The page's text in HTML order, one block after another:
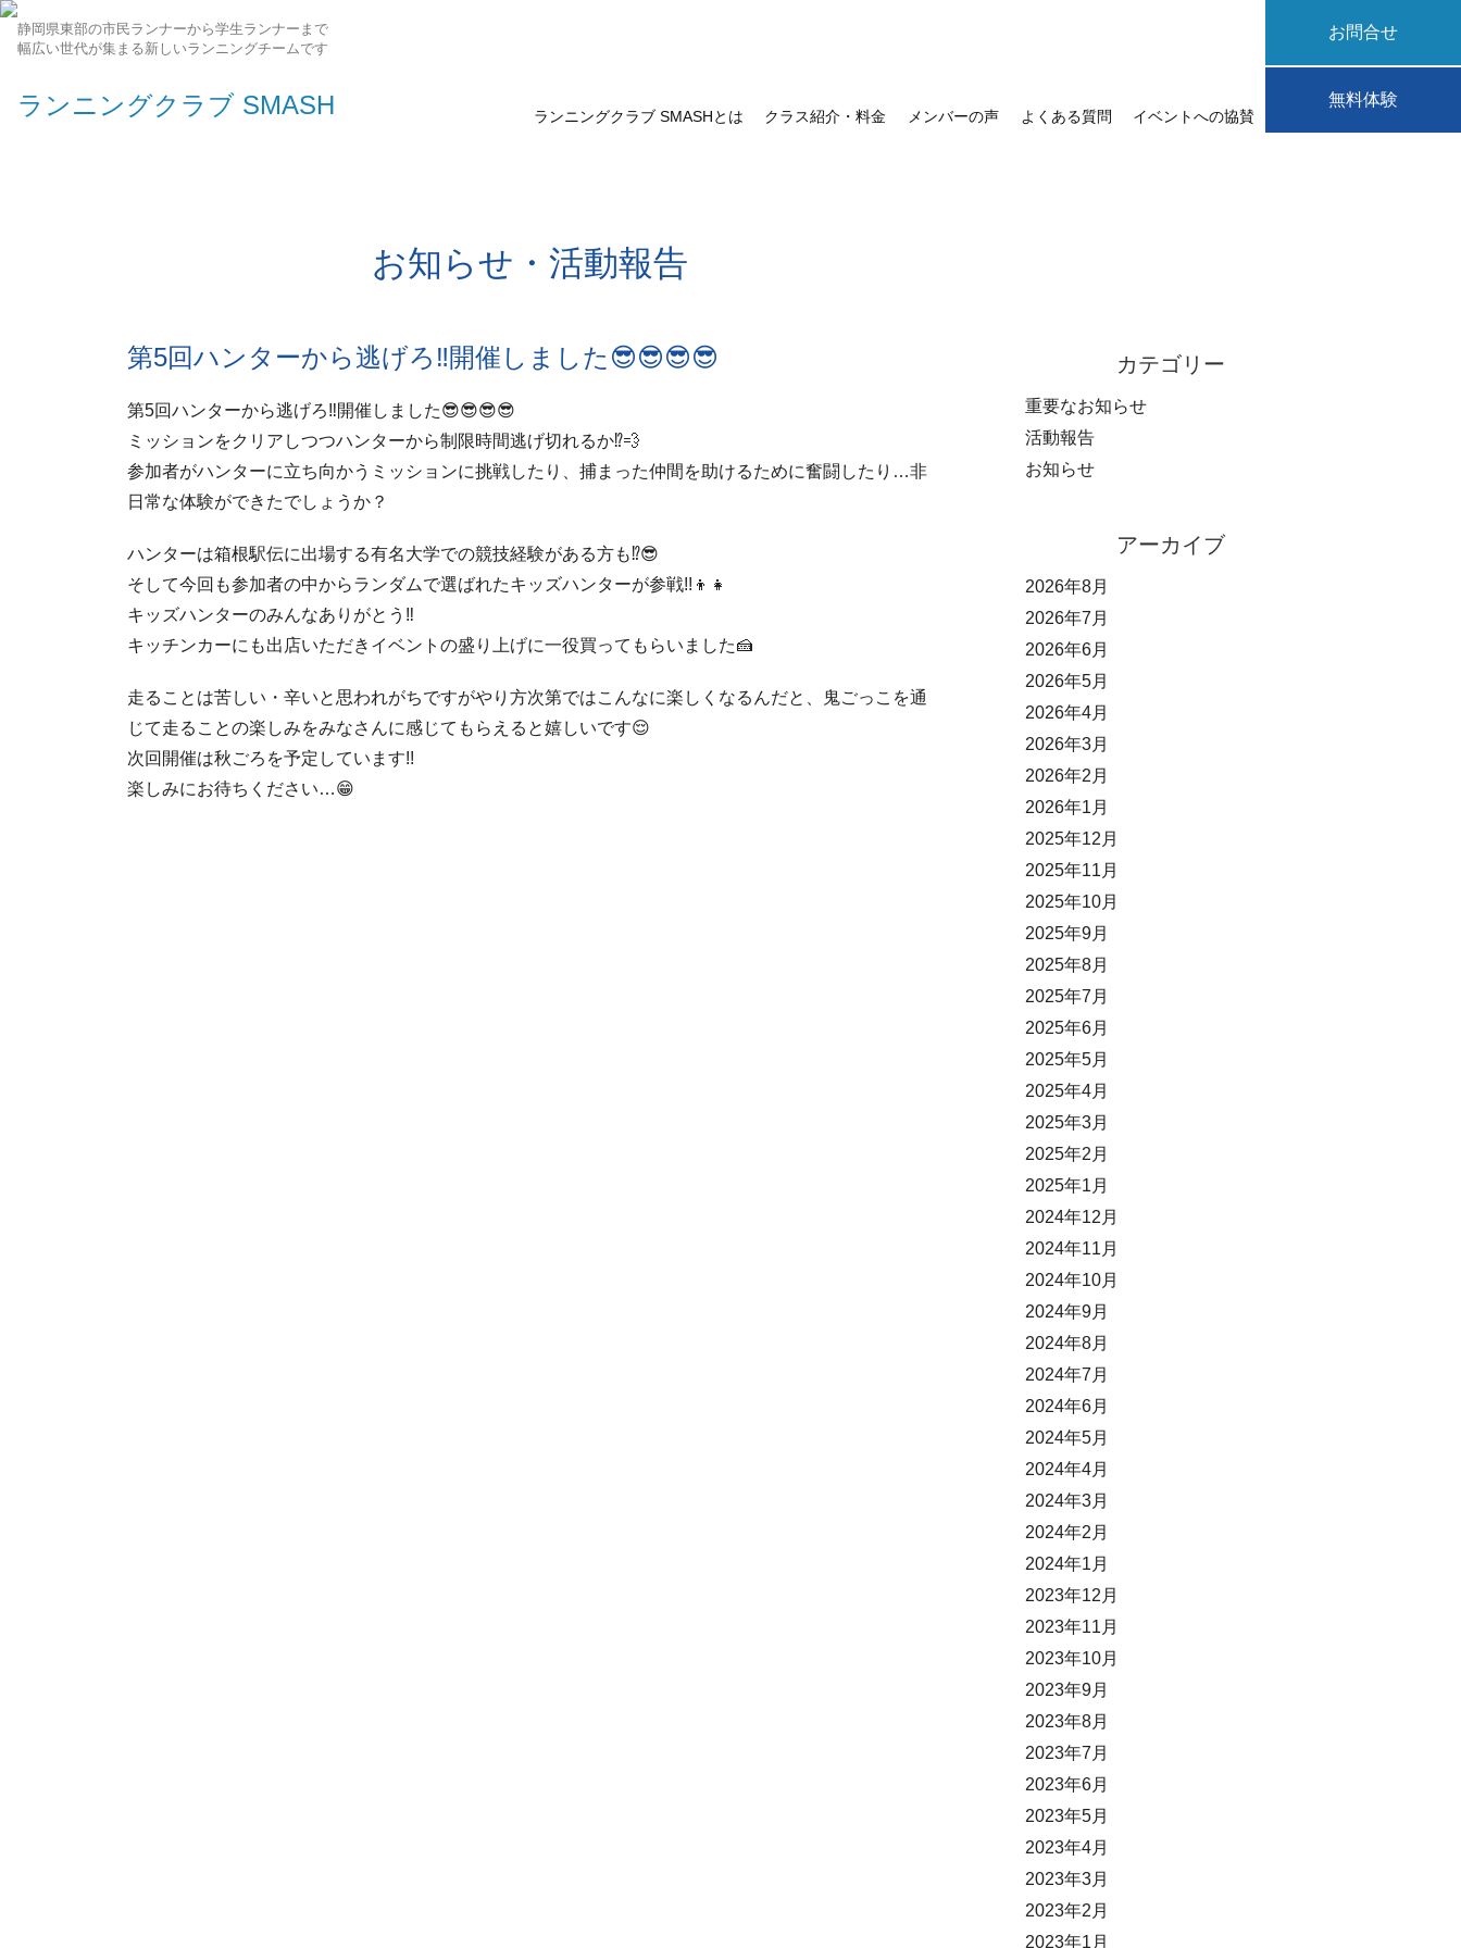
ランニングクラブ SMASHとは クラス紹介・料金 メンバーの声 よくある質問 イベントへの協賛
ランニングクラブ SMASH
静岡県東部の市民ランナーから学生ランナーまで
幅広い世代が集まる新しいランニングチームです
お問合せ
無料体験
お知らせ・活動報告
第5回ハンターから逃げろ‼開催しました😎😎😎😎
第5回ハンターから逃げろ‼開催しました😎😎😎😎
ミッションをクリアしつつハンターから制限時間逃げ切れるか⁉💨
参加者がハンターに立ち向かうミッションに挑戦したり、捕まった仲間を助けるために奮闘したり…非
日常な体験ができたでしょうか？
ハンターは箱根駅伝に出場する有名大学での競技経験がある方も⁉😎
そして今回も参加者の中からランダムで選ばれたキッズハンターが参戦!!👦👧
キッズハンターのみんなありがとう‼
キッチンカーにも出店いただきイベントの盛り上げに一役買ってもらいました🍰
走ることは苦しい・辛いと思われがちですがやり方次第ではこんなに楽しくなるんだと、鬼ごっこを通
じて走ることの楽しみをみなさんに感じてもらえると嬉しいです😌
次回開催は秋ごろを予定しています!!
楽しみにお待ちください…😁
カテゴリー
重要なお知らせ
活動報告
お知らせ
アーカイブ
2026年8月
2026年7月
2026年6月
2026年5月
2026年4月
2026年3月
2026年2月
2026年1月
2025年12月
2025年11月
2025年10月
2025年9月
2025年8月
2025年7月
2025年6月
2025年5月
2025年4月
2025年3月
2025年2月
2025年1月
2024年12月
2024年11月
2024年10月
2024年9月
2024年8月
2024年7月
2024年6月
2024年5月
2024年4月
2024年3月
2024年2月
2024年1月
2023年12月
2023年11月
2023年10月
2023年9月
2023年8月
2023年7月
2023年6月
2023年5月
2023年4月
2023年3月
2023年2月
2023年1月